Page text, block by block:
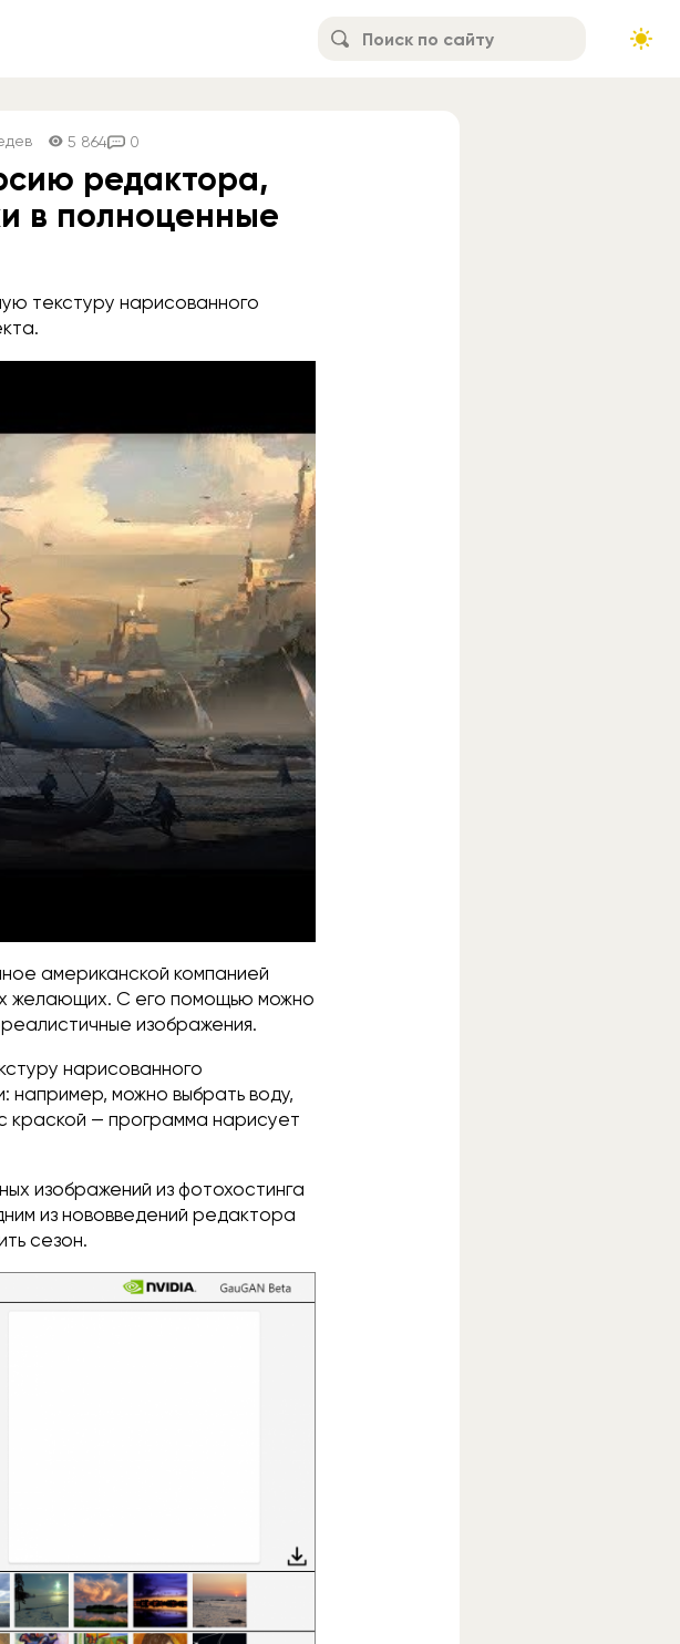
5 864 0
редактора,
в полноценные
текстуру нарисованного
американской компанией
желающих. С его помощью можно
изображения.
нарисованного
например, можно выбрать воду,
краской — программа нарисует
изображений из фотохостинга
из нововведений редактора
сезон.